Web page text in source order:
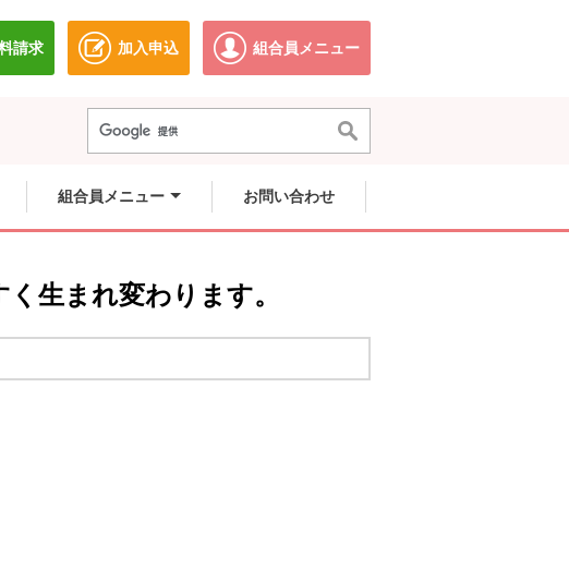
請求
のウィンドウで開きます。
加入申込
別のウィンドウで開きます。
組合員メニュー
別のウィンドウで開きます。
組合員メニュー お問い合わせ
生まれ変わります。